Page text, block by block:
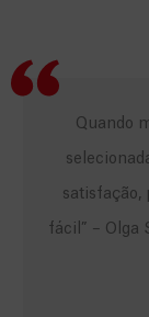
Quando
satisfação,
fácil” – Olga